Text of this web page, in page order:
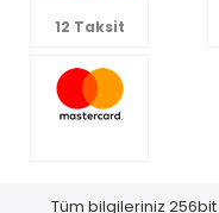
12 Taksit
Tüm bilgileriniz 256bit